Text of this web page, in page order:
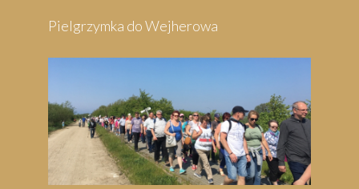
Pielgrzymka do Wejherowa